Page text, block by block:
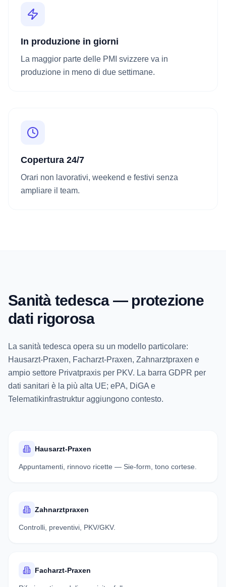
In produzione in giorni
La maggior parte delle PMI svizzere va in
produzione in meno di due settimane.
Copertura 24/7
Orari non lavorativi, weekend e festivi senza
ampliare il team.
Sanità tedesca — protezione
dati rigorosa
La sanità tedesca opera su un modello particolare:
Hausarzt-Praxen, Facharzt-Praxen, Zahnarztpraxen e
ampio settore Privatpraxis per PKV. La barra GDPR per
dati sanitari è la più alta UE; ePA, DiGA e
Telematikinfrastruktur aggiungono contesto.
Hausarzt-Praxen
Appuntamenti, rinnovo ricette — Sie-form, tono cortese.
Zahnarztpraxen
Controlli, preventivi, PKV/GKV.
Facharzt-Praxen